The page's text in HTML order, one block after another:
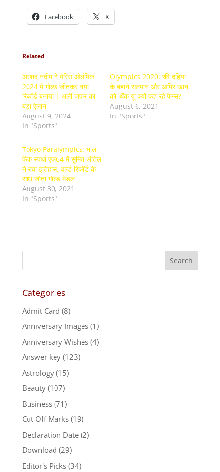
Facebook X
Related
अरशद नदीम ने पेरिस ओलंपिक
2024 में गोल्ड जीतकर नया
रिकॉर्ड बनाया | अली जफर का
बड़ा ऐलान
August 9, 2024
In "Sports"
Olympics 2020: रवि दहिया
के बहाने सलमान और आमिर खान
को ‘थैंक यू’ क्‍यों कह रहे फैन्‍स?
August 6, 2021
In "Sports"
Tokyo Paralympics: भाला
फेंक स्पर्धा एफ64 में सुमित अंतिल
ने रचा इतिहास, वर्ल्ड रिकॉर्ड के
साथ जीता गोल्ड मेडल
August 30, 2021
In "Sports"
Categories
Admit Card (8)
Anniversary Images(1)
Anniversary Wishes(4)
Answer key(123)
Astrology(15)
Beauty(107)
Business(71)
Cut Off Marks(19)
Declaration Date(2)
Download (29)
Editor's Picks(34)